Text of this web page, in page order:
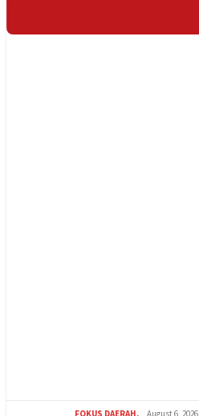
FOKUS DAERAH. August 6, 2026